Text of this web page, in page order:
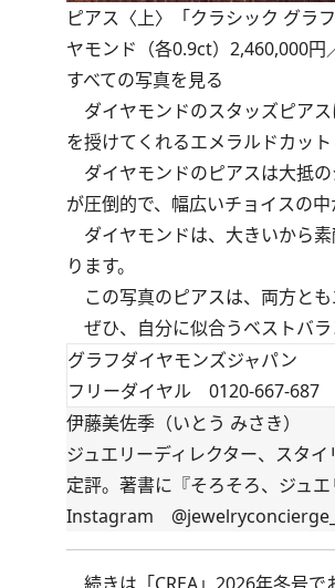
ピアス〈上〉「クラシック グラ
ヤモンド（各0.9ct）2,460,000円
すべての写真を見る
ダイヤモンドのスタッズピア
を授けてくれるエメラルドカット
ダイヤモンドのピアスは大抵
が圧倒的で、幅広いチョイスの
ダイヤモンドは、大きいから
ります。
この写真のピアスは、両方と
ぜひ、自分に似合うベストバラ
グラフダイヤモンズジャパン
フリーダイヤル 0120-667-687
伊藤美佐季（いとう みさき）
ジュエリーディレクター、スタ
定評。著書に『そろそろ、ジュ
Instagram
続きは 「CREA」2026年冬号で